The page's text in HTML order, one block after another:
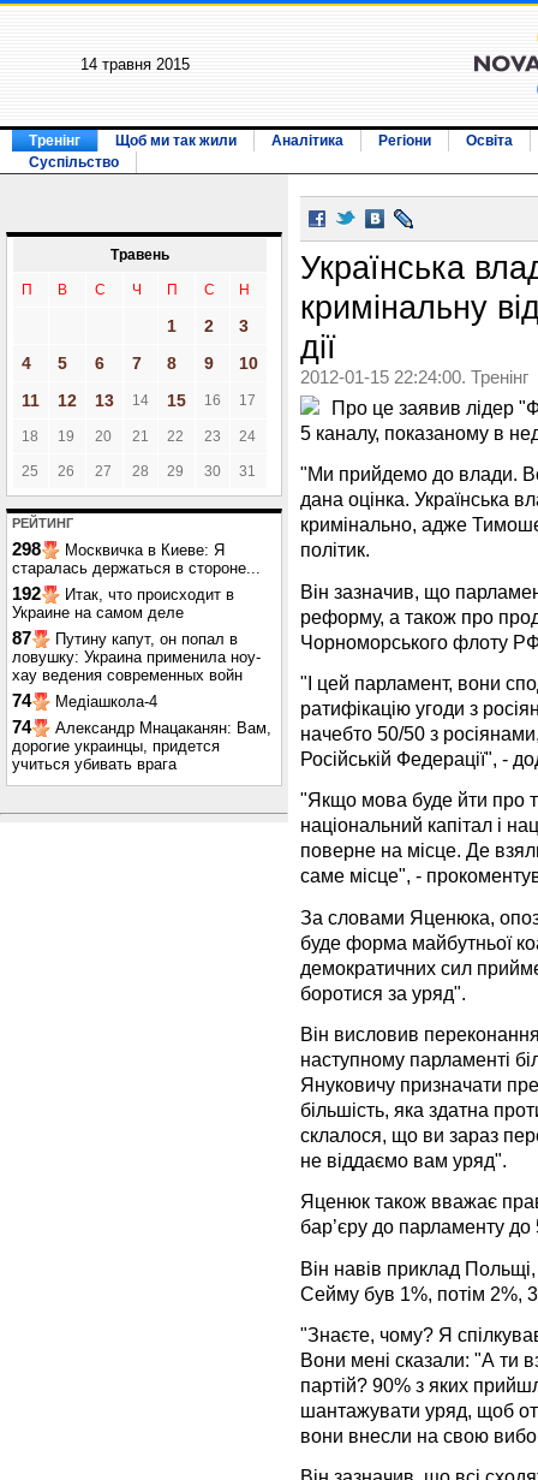
14 травня 2015
Тренінг Щоб ми так жили Аналітика Регіони
Освіта
Суспільство
Травень
П В С Ч П С Н
1 2
3
4
5 6 7 8 9
10
11
12 13 14 15 16 17
18 19 20 21 22 23 24
25 26 27 28 29 30 31
РЕЙТИНГ
298
Москвичка в Киеве: Я
старалась держаться в стороне...
192
Итак, что происходит в
Украине на самом деле
87
Путину капут, он попал в
ловушку: Украина применила ноу-
хау ведения современных войн
74 Медіашкола-4
74
Александр Мнацаканян: Вам,
дорогие украинцы, придется
учиться убивать врага
Українська
кримінальну
дії
2012-01-15 22:24:00. Тренінг
Про це заявив лідер
5 каналу, показаному в
"Ми прийдемо до влади.
дана оцінка. Українська
кримінально, адже
політик.
Він зазначив, що
реформу, а також про
Чорноморського флоту
"І цей парламент, вони
ратифікацію угоди з
начебто 50/50 з
Російській Федерації", -
"Якщо мова буде йти про
національний капітал і
поверне на місце. Де
саме місце", -
За словами Яценюка,
буде форма майбутньої
демократичних сил
боротися за уряд".
Він висловив
наступному парламенті
Януковичу призначати
більшість, яка здатна
склалося, що ви зараз
не віддаємо вам уряд".
Яценюк також вважає
бар’єру до парламенту до
Він навів приклад
Сейму був 1%, потім 2%,
"Знаєте, чому? Я
Вони мені сказали: "А ти
партій? 90% з яких
шантажувати уряд, щоб
вони внесли на свою